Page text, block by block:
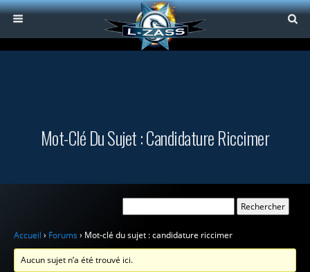
Mot-Clé Du Sujet : Candidature Riccimer
Accueil › Forums › Mot-clé du sujet : candidature riccimer
Aucun sujet n’a été trouvé ici.